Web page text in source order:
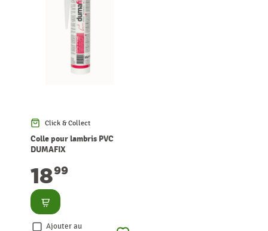
Click & Collect
Colle pour lambris PVC
DUMAFIX
1899
Consulter
Ajouter au